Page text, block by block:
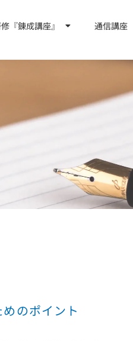
『錬成講座』 通信講座
のポイント